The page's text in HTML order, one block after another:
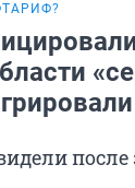
после